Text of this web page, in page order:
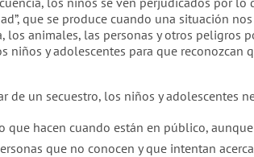
que se produce cuando una situación
los animales, las personas y otros
niños y adolescentes para que
de un secuestro, los niños y adolescentes
que hacen cuando están en público,
que no conocen y que intentan